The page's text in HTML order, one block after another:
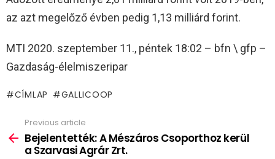
az azt megelőző évben pedig 1,13 milliárd forint.
MTI 2020. szeptember 11., péntek 18:02 – bfn \ gfp –
Gazdaság-élelmiszeripar
CÍMLAP GALLICOOP
more
Previous article
Bejelentették: A Mészáros Csoporthoz kerül
a Szarvasi Agrár Zrt.